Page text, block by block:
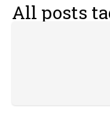
All posts